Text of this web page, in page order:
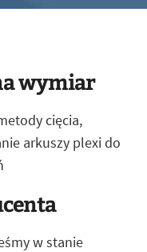
wymiar
cięcia,
arkuszy plexi do
w stanie